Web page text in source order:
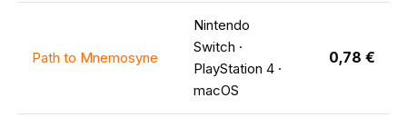
Path to Mnemosyne
Nintendo
Switch ·
PlayStation 4 ·
macOS
0,78 €